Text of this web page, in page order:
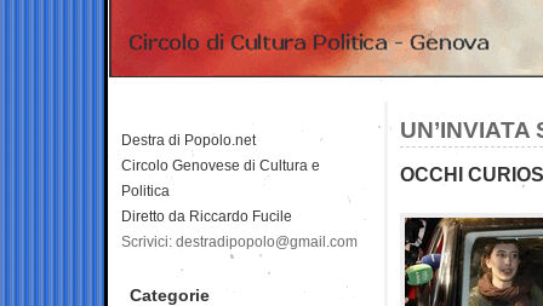
UN’INVIATA
OCCHI
Destra di Popolo.net
Circolo Genovese di Cultura e
Politica
Diretto da Riccardo Fucile
Scrivici: destradipopolo@gmail.com
Categorie